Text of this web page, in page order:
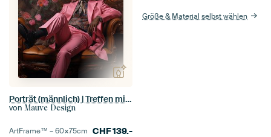
Porträt (männlich) | Treffen mit Jerome
von Mauve Design
ArtFrame™ –60×75cm CHF139.-
Größe & Material selbst wählen